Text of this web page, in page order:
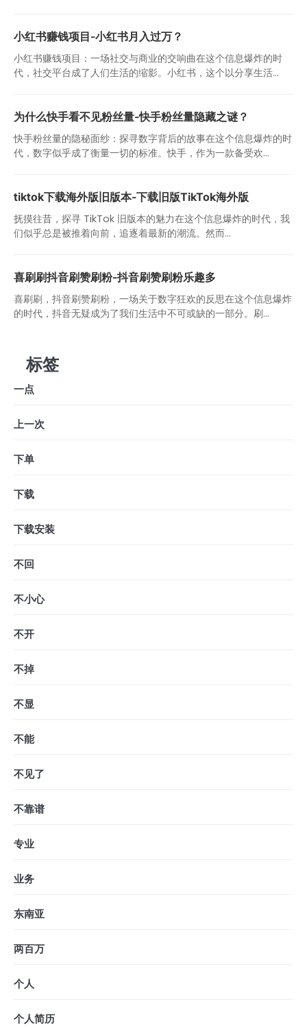
小红书赚钱项目-小红书月入过万？
小红书赚钱项目：一场社交与商业的交响曲在这个信息爆炸的时
代，社交平台成了人们生活的缩影。小红书，这个以分享生活...
为什么快手看不见粉丝量-快手粉丝量隐藏之谜？
快手粉丝量的隐秘面纱：探寻数字背后的故事在这个信息爆炸的时
代，数字似乎成了衡量一切的标准。快手，作为一款备受欢...
tiktok下载海外版旧版本-下载旧版TikTok海外版
抚摸往昔，探寻 TikTok 旧版本的魅力在这个信息爆炸的时代，我
们似乎总是被推着向前，追逐着最新的潮流。然而...
喜刷刷抖音刷赞刷粉-抖音刷赞刷粉乐趣多
喜刷刷，抖音刷赞刷粉，一场关于数字狂欢的反思在这个信息爆炸
的时代，抖音无疑成为了我们生活中不可或缺的一部分。刷...
标签
一点
上一次
下单
下载
下载安装
不回
不小心
不开
不掉
不显
不能
不见了
不靠谱
专业
业务
东南亚
两百万
个人
个人简历